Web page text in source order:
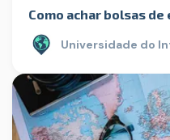
Como achar bolsas de
Universidade do